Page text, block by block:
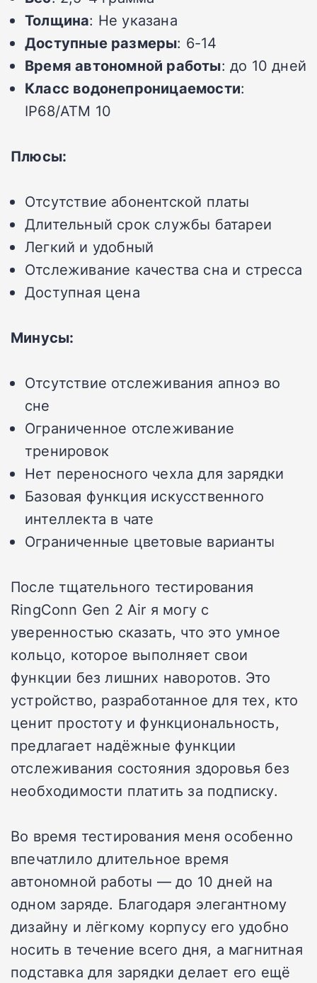
Толщина: Не указана
Доступные размеры: 6-14
Время автономной работы: до 10 дней
Класс водонепроницаемости:
IP68/ATM 10
Плюсы:
Отсутствие абонентской платы
Длительный срок службы батареи
Легкий и удобный
Отслеживание качества сна и стресса
Доступная цена
Минусы:
Отсутствие отслеживания апноэ во
сне
Ограниченное отслеживание
тренировок
Нет переносного чехла для зарядки
Базовая функция искусственного
интеллекта в чате
Ограниченные цветовые варианты
После тщательного тестирования
RingConn Gen 2 Air я могу с
уверенностью сказать, что это умное
кольцо, которое выполняет свои
функции без лишних наворотов. Это
устройство, разработанное для тех, кто
ценит простоту и функциональность,
предлагает надёжные функции
отслеживания состояния здоровья без
необходимости платить за подписку.
Во время тестирования меня особенно
впечатлило длительное время
автономной работы — до 10 дней на
одном заряде. Благодаря элегантному
дизайну и лёгкому корпусу его удобно
носить в течение всего дня, а магнитная
подставка для зарядки делает его ещё